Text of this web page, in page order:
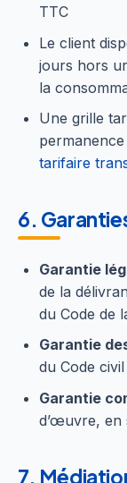
TTC
Le client
jours hors
la
Une grille
tarifaire
6.
Garantie
de la
du Code de
Garantie
du Code civil
Garantie
d’œuvre, en
7.